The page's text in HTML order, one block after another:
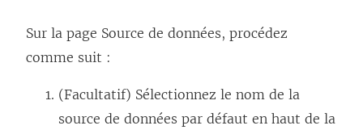
Sur la page Source de données, procédez
comme suit :
(Facultatif) Sélectionnez le nom de la
source de données par défaut en haut de la